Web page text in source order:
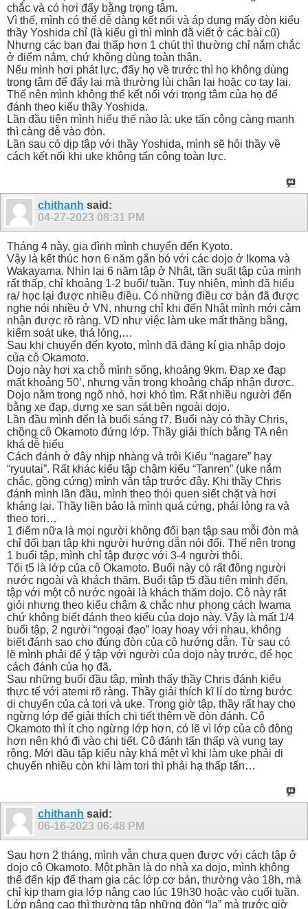
chắc và có hơi đẩy bằng trọng tâm.
Vì thế, mình có thể dễ dàng kết nối và áp dụng mấy đòn kiểu
thầy Yoshida chỉ (là kiểu gì thì mình đã viết ở các bài cũ)
Nhưng các bạn đai thấp hơn 1 chút thì thường chỉ nắm chắc
ở điểm nắm, chứ không dùng toàn thân.
Nếu mình hơi phát lực, đẩy họ về trước thì họ không dùng
trọng tâm để đẩy lại mà thường lùi chân lại hoặc co tay lại.
Thế nên mình không thể kết nối với trọng tâm của họ để
đánh theo kiểu thầy Yoshida.
Lần đầu tiên mình hiểu thế nào là: uke tấn công càng mạnh
thì càng dễ vào đòn.
Lần sau có dịp tập với thầy Yoshida, mình sẽ hỏi thầy về
cách kết nối khi uke không tấn công toàn lực.
chithanh said:
04-27-2023 08:31 PM
Tháng 4 này, gia đình mình chuyển đến Kyoto.
Vậy là kết thúc hơn 6 năm gắn bó với các dojo ở Ikoma và
Wakayama. Nhìn lại 6 năm tập ở Nhật, tần suất tập của mình
rất thấp, chỉ khoảng 1-2 buổi/ tuần. Tuy nhiên, mình đã hiểu
ra/ học lại được nhiều điều. Có những điều cơ bản đã được
nghe nói nhiều ở VN, nhưng chỉ khi đến Nhật mình mới cảm
nhận được rõ ràng. VD như việc làm uke mất thăng bằng,
kiểm soát uke, thả lỏng,…
Sau khi chuyển đến kyoto, mình đã đăng kí gia nhập dojo
của cô Okamoto.
Dojo này hơi xa chỗ mình sống, khoảng 9km. Đạp xe đạp
mất khoảng 50’, nhưng vẫn trong khoảng chấp nhận được.
Dojo nằm trong ngõ nhỏ, hơi khó tìm. Rất nhiều người đến
bằng xe đạp, dựng xe san sát bên ngoài dojo.
Lần đầu mình đến là buổi sáng t7. Buổi này có thầy Chris,
chồng cô Okamoto đứng lớp. Thầy giải thích bằng TA nên
khá dễ hiểu
Cách đánh ở đây nhịp nhàng và trôi Kiểu “nagare” hay
“ryuutai”. Rất khác kiểu tập chậm kiểu “Tanren” (uke nắm
chắc, gồng cứng) mình vẫn tập trước đây. Khi thầy Chris
đánh mình lần đầu, mình theo thói quen siết chặt và hơi
kháng lại. Thầy liền bảo là mình quá cứng, phải lỏng ra và
theo tori…
1 điểm nữa là mọi người không đổi bạn tập sau mỗi đòn mà
chỉ đổi bạn tập khi người hướng dẫn nói đổi. Thế nên trong
1 buổi tập, mình chỉ tập được với 3-4 người thôi.
Tối t5 là lớp của cô Okamoto. Buổi này có rất đông người
nước ngoài và khách thăm. Buổi tập t5 đầu tiên mình đến,
tập với một cô nước ngoài là khách thăm dojo. Cô này rất
giỏi nhưng theo kiểu chậm & chắc như phong cách Iwama
chứ không biết đánh theo kiểu của dojo này. Vậy là mất 1/4
buổi tập, 2 người “ngoại đạo” loay hoay với nhau, không
biết đánh sao cho đúng đòn của cô hướng dẫn. Từ sau có
lẽ mình phải để ý tập với người của dojo này trước, để học
cách đánh của họ đã.
Sau những buổi đầu tập, mình thấy thầy Chris đánh kiểu
thực tế với atemi rõ ràng. Thầy giải thích kĩ lí do từng bước
di chuyển của cả tori và uke. Trong giờ tập, thầy rất hay cho
ngừng lớp để giải thích chi tiết thêm về đòn đánh. Cô
Okamoto thì ít cho ngừng lớp hơn, có lẽ vì lớp của cô đông
hơn nên khó đi vào chi tiết. Cô đánh tấn thấp và vung tay
rộng. Mới đầu tập kiểu này khá mệt vì khi làm uke phải di
chuyển nhiều còn khi làm tori thì phải hạ thấp tấn…
chithanh said:
06-16-2023 06:48 PM
Sau hơn 2 tháng, mình vẫn chưa quen được với cách tập ở
dojo cô Okamoto. Một phần là do nhà xa dojo, mình không
thể đến kịp để tham gia các lớp cơ bản, thường vào 18h, mà
chỉ kịp tham gia lớp nâng cao lúc 19h30 hoặc vào cuối tuần.
Lớp nâng cao thì thường tập những đòn “lạ” mà trước giờ